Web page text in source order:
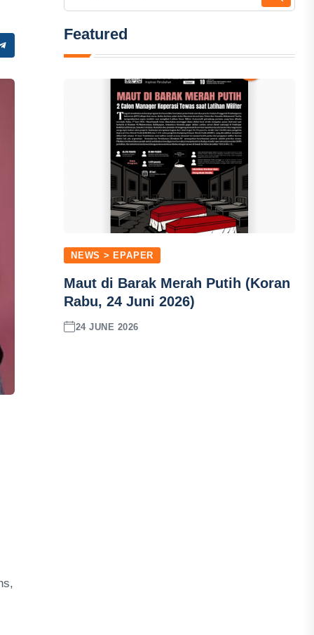
Featured
NEWS > EPAPER
Maut di Barak Merah Putih (Koran
Rabu, 24 Juni 2026)
24 JUNE 2026